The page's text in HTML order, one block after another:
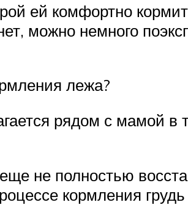
ей комфортно
можно немного
лежа?
рядом с мамой в
не полностью
кормления